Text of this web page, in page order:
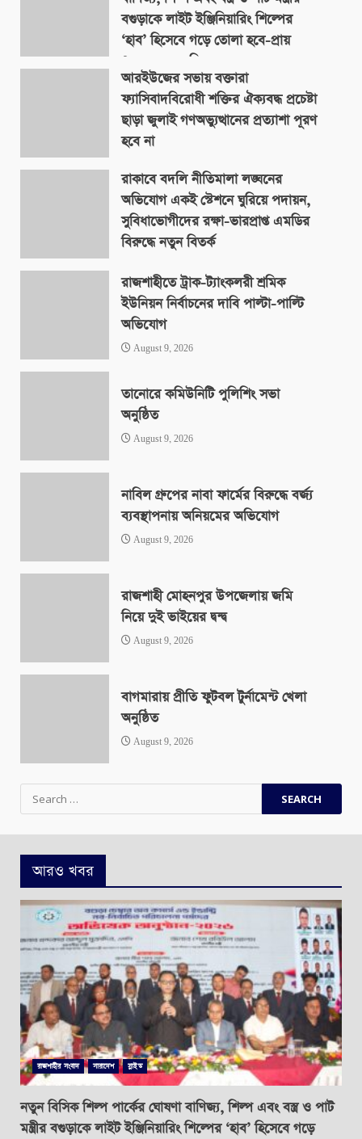
বগুড়াকে লাইট ইঞ্জিনিয়ারিং শিল্পের
‘হাব’ হিসেবে গড়ে তোলা হবে-প্রায়
৪০০ একর জমিতে
August 9, 2026
আরইউজের সভায় বক্তারা
ফ্যাসিবাদবিরোধী শক্তির ঐক্যবদ্ধ প্রচেষ্টা
ছাড়া জুলাই গণঅভ্যুত্থানের প্রত্যাশা পূরণ
হবে না
রাকাবে বদলি নীতিমালা লঙ্ঘনের
অভিযোগ একই স্টেশনে ঘুরিয়ে পদায়ন,
সুবিধাভোগীদের রক্ষা-ভারপ্রাপ্ত এমডির
বিরুদ্ধে নতুন বিতর্ক
রাজশাহীতে ট্রাক-ট্যাংকলরী শ্রমিক
ইউনিয়ন নির্বাচনের দাবি পাল্টা-পাল্টি
অভিযোগ
August 9, 2026
তানোরে কমিউনিটি পুলিশিং সভা
অনুষ্ঠিত
August 9, 2026
নাবিল গ্রুপের নাবা ফার্মের বিরুদ্ধে বর্জ্য
ব্যবস্থাপনায় অনিয়মের অভিযোগ
August 9, 2026
রাজশাহী মোহনপুর উপজেলায় জমি
নিয়ে দুই ভাইয়ের দ্বন্দ্ব
August 9, 2026
বাগমারায় প্রীতি ফুটবল টুর্নামেন্ট খেলা
অনুষ্ঠিত
August 9, 2026
Search
for:
আরও খবর
রাজশাহীর সংবাদ সারাদেশ স্লাইড
নতুন বিসিক শিল্প পার্কের ঘোষণা বাণিজ্য, শিল্প এবং বস্ত্র ও পাট
মন্ত্রীর বগুড়াকে লাইট ইঞ্জিনিয়ারিং শিল্পের ‘হাব’ হিসেবে গড়ে